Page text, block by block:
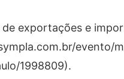
exportações e
evento/
1998809).